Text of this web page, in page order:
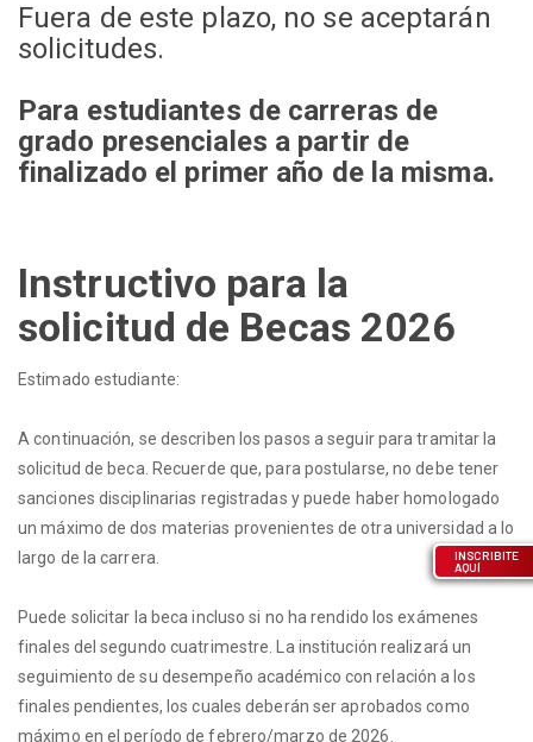
Fuera de este plazo, no se aceptarán
solicitudes.
Para estudiantes de carreras de
grado presenciales a partir de
finalizado el primer año de la misma.
Instructivo para la
solicitud de Becas 2026
Estimado estudiante:
A continuación, se describen los pasos a seguir para tramitar la
solicitud de beca. Recuerde que, para postularse, no debe tener
sanciones disciplinarias registradas y puede haber homologado
un máximo de dos materias provenientes de otra universidad a lo
largo de la carrera.
Puede solicitar la beca incluso si no ha rendido los exámenes
finales del segundo cuatrimestre. La institución realizará un
seguimiento de su desempeño académico con relación a los
finales pendientes, los cuales deberán ser aprobados como
máximo en el período de febrero/marzo de 2026.
INSCRIBITE
AQUÍ